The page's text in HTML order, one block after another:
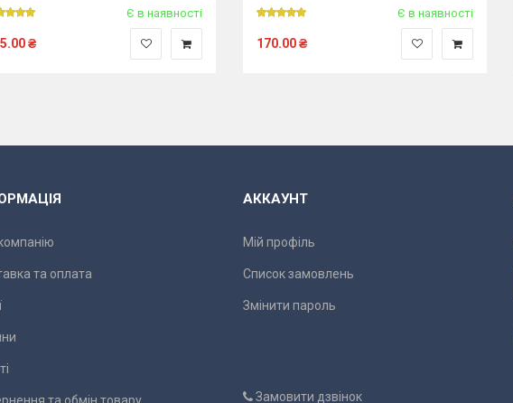
Є в наявності
₴
Є в наявності
170.00₴
та оплата
АККАУНТ
Мій профіль
Список замовлень
Змінити пароль
Замовити дзвінок